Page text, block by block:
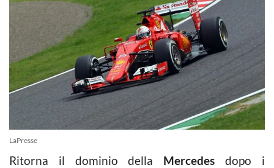
LaPresse
Ritorna il dominio della Mercedes dopo i